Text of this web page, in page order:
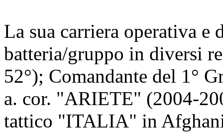
La sua carriera operativa
batteria/gruppo in diversi
52°); Comandante del 1°
a. cor. "ARIETE" (2004-
tattico "ITALIA" in